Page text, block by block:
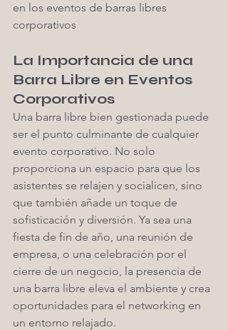
en los eventos de barras libres
corporativos
La Importancia de una
Barra Libre en Eventos
Corporativos
Una barra libre bien gestionada puede
ser el punto culminante de cualquier
evento corporativo. No solo
proporciona un espacio para que los
asistentes se relajen y socialicen, sino
que también añade un toque de
sofisticación y diversión. Ya sea una
fiesta de fin de año, una reunión de
empresa, o una celebración por el
cierre de un negocio, la presencia de
una barra libre eleva el ambiente y crea
oportunidades para el networking en
un entorno relajado.